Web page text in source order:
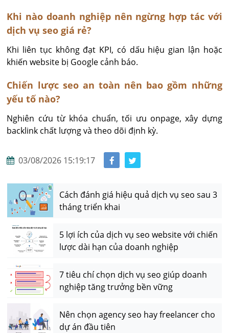
Khi nào doanh nghiệp nên ngừng hợp tác với
dịch vụ seo giá rẻ?
Khi liên tục không đạt KPI, có dấu hiệu gian lận hoặc
khiến website bị Google cảnh báo.
Chiến lược seo an toàn nên bao gồm những
yếu tố nào?
Nghiên cứu từ khóa chuẩn, tối ưu onpage, xây dựng
backlink chất lượng và theo dõi định kỳ.
03/08/2026 15:19:17
Cách đánh giá hiệu quả dịch vụ seo sau 3
tháng triển khai
5 lợi ích của dịch vụ seo website với chiến
lược dài hạn của doanh nghiệp
7 tiêu chí chọn dịch vụ seo giúp doanh
nghiệp tăng trưởng bền vững
Nên chọn agency seo hay freelancer cho
dự án đầu tiên